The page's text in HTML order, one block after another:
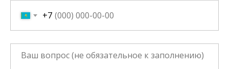
+7